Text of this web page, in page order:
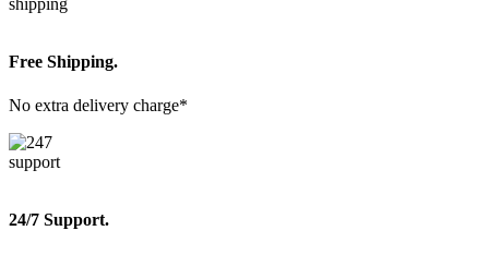
Free Shipping.
No extra delivery charge*
24/7 Support.